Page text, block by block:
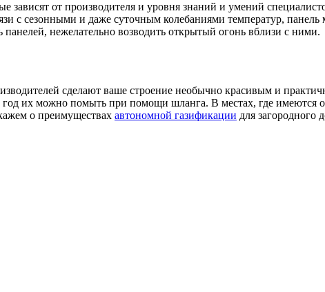
зависят от производителя и уровня знаний и умений
с сезонными и даже суточным колебаниями температур, панель
нежелательно возводить открытый огонь вблизи с ними.
сделают ваше строение необычно красивым и
год их можно помыть при помощи шланга. В местах, где имеются
о преимуществах автономной газификации для загородного